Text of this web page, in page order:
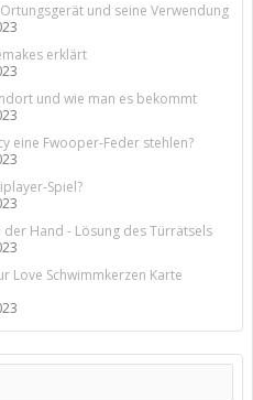
und seine Verwendung
erklärt
und wie man es bekommt
eine Fwooper-Feder stehlen?
Spiel?
der Hand - Lösung des Türrätsels
Love Schwimmkerzen Karte